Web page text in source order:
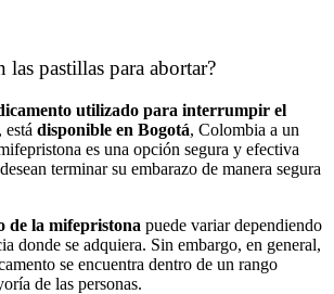
pastillas para abortar?
utilizado para interrumpir el
está disponible en Bogotá, Colombia a un
es una opción segura y efectiva
terminar su embarazo de manera segura
de la mifepristona puede variar dependiendo
donde se adquiera. Sin embargo, en general,
se encuentra dentro de un rango
de las personas.